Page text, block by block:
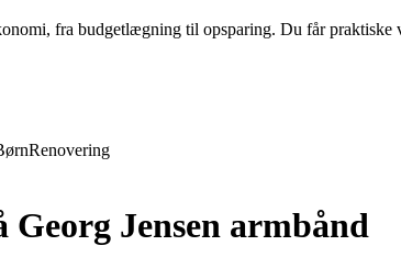
fra budgetlægning til opsparing. Du får
Renovering
Jensen armbånd